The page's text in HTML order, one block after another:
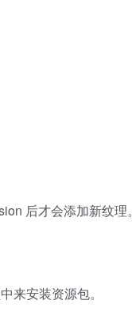
后才会添加新纹理。
来安装资源包。